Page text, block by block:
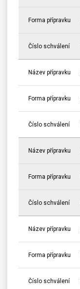
Forma přípravku
Číslo schválení
Název přípravku
Forma přípravku
Číslo schválení
Název přípravku
Forma přípravku
Číslo schválení
Název přípravku
Forma přípravku
Číslo schválení